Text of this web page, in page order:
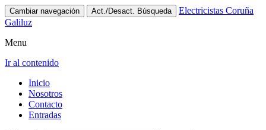
Cambiar navegación Act./Desact. Búsqueda
Electricistas Coruña
Galiluz
Menu
Ir al contenido
Inicio
Nosotros
Contacto
Entradas